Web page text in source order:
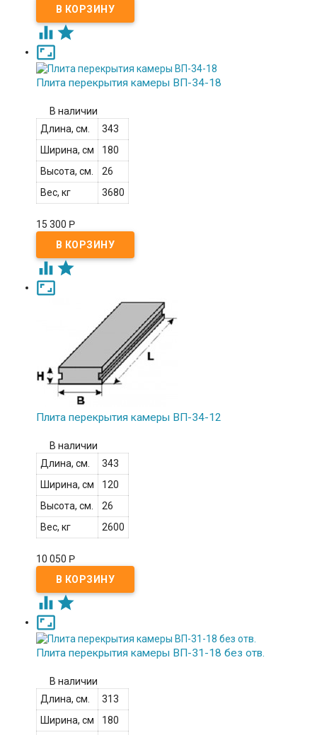
 

Плита перекрытия камеры ВП-34-18
В наличии
Длина, см.
343
Ширина, см
180
Высота, см.
26
Вес, кг
3680
15 300 Р
 

Плита перекрытия камеры ВП-34-12
В наличии
Длина, см.
343
Ширина, см
120
Высота, см.
26
Вес, кг
2600
10 050 Р
 

Плита перекрытия камеры ВП-31-18 без отв.
В наличии
Длина, см.
313
Ширина, см
180